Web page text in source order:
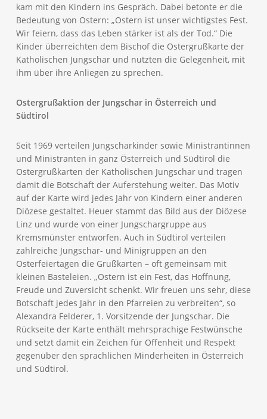
kam mit den Kindern ins Gespräch. Dabei betonte er die
Bedeutung von Ostern: „Ostern ist unser wichtigstes Fest.
Wir feiern, dass das Leben stärker ist als der Tod.“ Die
Kinder überreichten dem Bischof die Ostergrußkarte der
Katholischen Jungschar und nutzten die Gelegenheit, mit
ihm über ihre Anliegen zu sprechen.
Ostergrußaktion der Jungschar in Österreich und
Südtirol
Seit 1969 verteilen Jungscharkinder sowie Ministrantinnen
und Ministranten in ganz Österreich und Südtirol die
Ostergrußkarten der Katholischen Jungschar und tragen
damit die Botschaft der Auferstehung weiter. Das Motiv
auf der Karte wird jedes Jahr von Kindern einer anderen
Diözese gestaltet. Heuer stammt das Bild aus der Diözese
Linz und wurde von einer Jungschargruppe aus
Kremsmünster entworfen. Auch in Südtirol verteilen
zahlreiche Jungschar- und Minigruppen an den
Osterfeiertagen die Grußkarten – oft gemeinsam mit
kleinen Basteleien. „Ostern ist ein Fest, das Hoffnung,
Freude und Zuversicht schenkt. Wir freuen uns sehr, diese
Botschaft jedes Jahr in den Pfarreien zu verbreiten“, so
Alexandra Felderer, 1. Vorsitzende der Jungschar. Die
Rückseite der Karte enthält mehrsprachige Festwünsche
und setzt damit ein Zeichen für Offenheit und Respekt
gegenüber den sprachlichen Minderheiten in Österreich
und Südtirol.